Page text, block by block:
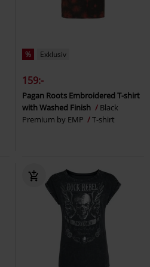
% Exklusiv
159:-
Pagan Roots Embroidered T-shirt
with Washed Finish
Black
Premium by EMP
T-shirt